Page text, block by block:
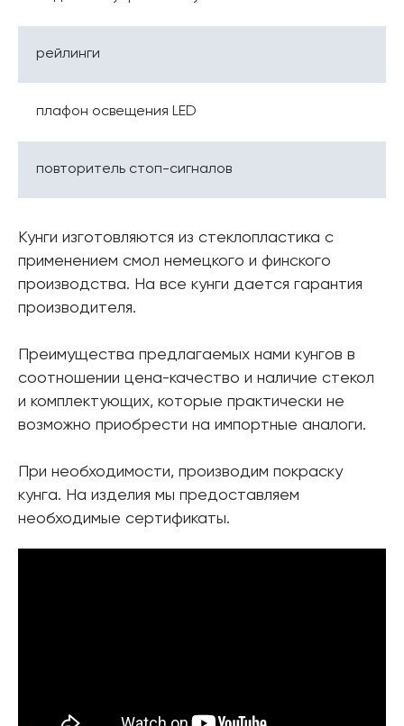
рейлинги
плафон освещения LED
повторитель стоп-сигналов
Кунги изготовляются из стеклопластика с
применением смол немецкого и финского
производства. На все кунги дается гарантия
производителя.
Преимущества предлагаемых нами кунгов в
соотношении цена-качество и наличие стекол
и комплектующих, которые практически не
возможно приобрести на импортные аналоги.
При необходимости, производим покраску
кунга. На изделия мы предоставляем
необходимые сертификаты.